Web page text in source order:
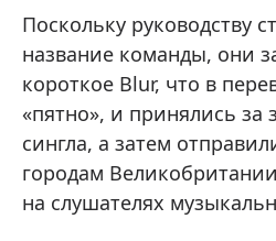
Поскольку руководству
название команды, они
короткое Blur, что в
«пятно», и принялись за
сингла, а затем
городам
на слушателях